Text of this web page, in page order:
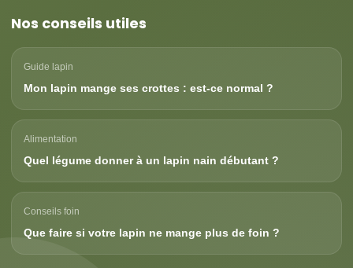
Nos conseils utiles
Guide lapin
Mon lapin mange ses crottes : est-ce normal ?
Alimentation
Quel légume donner à un lapin nain débutant ?
Conseils foin
Que faire si votre lapin ne mange plus de foin ?